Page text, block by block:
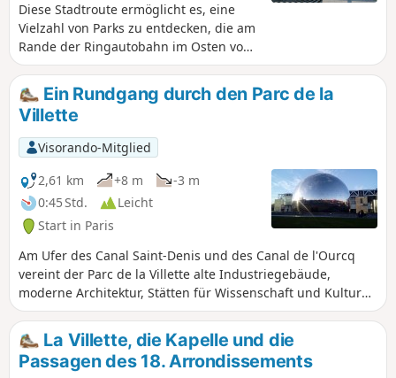
Diese Stadtroute ermöglicht es, eine
Vielzahl von Parks zu entdecken, die am
Rande der Ringautobahn im Osten von
Paris liegen. Als Einführung inden
GR®75führt sie teilweise durch den Bois
de Vincennes und kommt an mehreren
anderen bemerkenswerten Orten wie
der Philharmonie, der Cité des Sciences
und dem Friedhof Père Lachaise vorbei.
Während man die zahlreichen Parks
durchquert, hat man das Gefühl, weit
weg von der Stadt zu sein, die doch nur
einen Katzensprung entfernt ist.
Ein Rundgang durch den Parc de la
Villette
Visorando-Mitglied
2,61 km
+8 m
-3 m
0:45 Std.
Leicht
Start in Paris
Am Ufer des Canal Saint-Denis und des Canal de l'Ourcq
vereint der Parc de la Villette alte Industriegebäude,
moderne Architektur, Stätten für Wissenschaft und Kultur
sowie eine Vielzahl kleiner Themengärten. Dieser kurze
Spaziergang lädt dazu ein, den Park mit zahlreichen
Umwegen zu durchqueren und dieses vielfältige Kulturerbe
zu entdecken.
La Villette, die Kapelle und die
Passagen des 18. Arrondissements